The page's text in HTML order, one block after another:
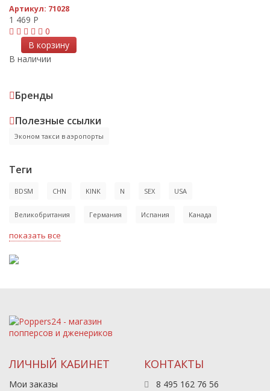
Артикул: 71028
1 469 Р
0
В корзину
В наличии
Бренды
Полезные ссылки
Эконом такси в аэропорты
Теги
BDSM CHN KINK N SEX USA
Великобритания Германия Испания Канада
показать все
ЛИЧНЫЙ КАБИНЕТ
Мои заказы
КОНТАКТЫ
8 495 162 76 56